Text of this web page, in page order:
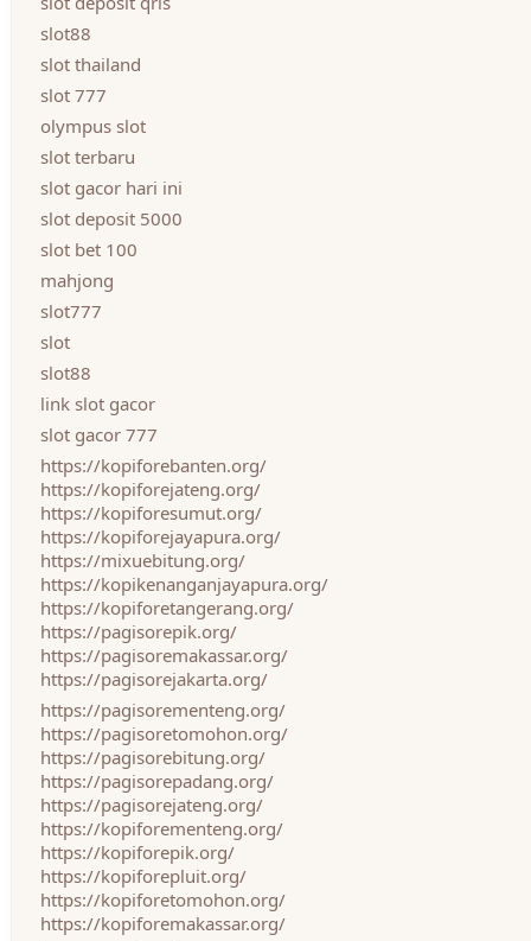
slot88
slot thailand
slot 777
olympus slot
slot terbaru
slot gacor hari ini
slot deposit 5000
slot bet 100
mahjong
slot777
slot
slot88
link slot gacor
slot gacor 777
https://kopiforebanten.org/
https://kopiforejateng.org/
https://kopiforesumut.org/
https://kopiforejayapura.org/
https://mixuebitung.org/
https://kopikenanganjayapura.org/
https://kopiforetangerang.org/
https://pagisorepik.org/
https://pagisoremakassar.org/
https://pagisorejakarta.org/
https://pagisorementeng.org/
https://pagisoretomohon.org/
https://pagisorebitung.org/
https://pagisorepadang.org/
https://pagisorejateng.org/
https://kopiforementeng.org/
https://kopiforepik.org/
https://kopiforepluit.org/
https://kopiforetomohon.org/
https://kopiforemakassar.org/